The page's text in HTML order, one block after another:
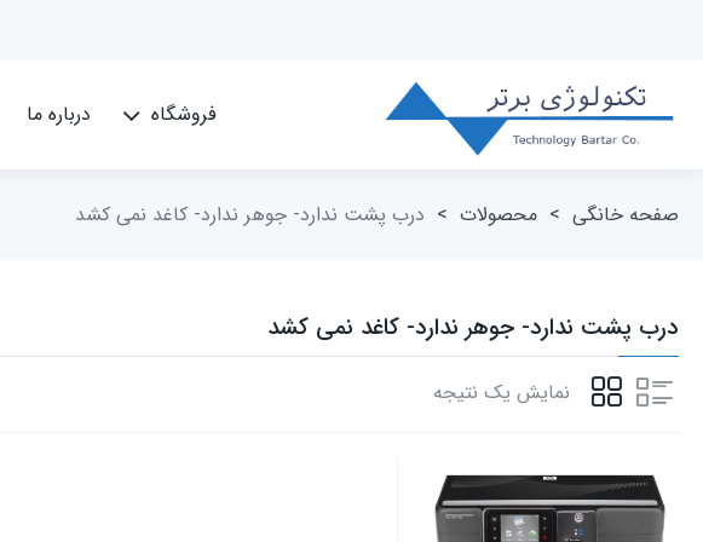
فروشگاه درباره ما
صفحه خانگی > محصولات > درب پشت ندارد- جوهر ندارد- کاغد نمی کشد
درب پشت ندارد- جوهر ندارد- کاغد نمی کشد
نمایش یک نتیجه